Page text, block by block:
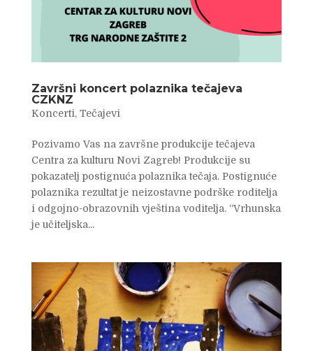
Završni koncert polaznika tečajeva
CZKNZ
Koncerti, Tečajevi
Pozivamo Vas na završne produkcije tečajeva
Centra za kulturu Novi Zagreb! Produkcije su
pokazatelj postignuća polaznika tečaja. Postignuće
polaznika rezultat je neizostavne podrške roditelja
i odgojno-obrazovnih vještina voditelja. “Vrhunska
je učiteljska...